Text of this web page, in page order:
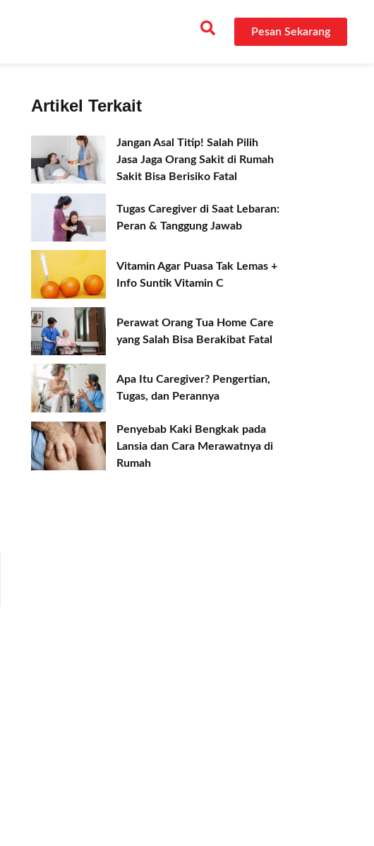
Pesan Sekarang
Artikel Terkait
Jangan Asal Titip! Salah Pilih
Jasa Jaga Orang Sakit di Rumah
Sakit Bisa Berisiko Fatal
Tugas Caregiver di Saat Lebaran:
Peran & Tanggung Jawab
Vitamin Agar Puasa Tak Lemas +
Info Suntik Vitamin C
Perawat Orang Tua Home Care
yang Salah Bisa Berakibat Fatal
Apa Itu Caregiver? Pengertian,
Tugas, dan Perannya
Penyebab Kaki Bengkak pada
Lansia dan Cara Merawatnya di
Rumah